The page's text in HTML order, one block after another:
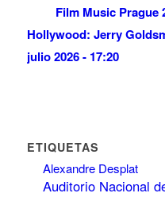
Film Music Prague
Hollywood: Jerry
julio 2026 - 17:20
ETIQUETAS
Alexandre Desplat
Auditorio Nacional